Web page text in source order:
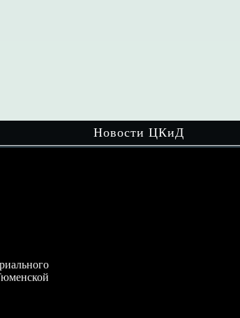
Новости ЦКиД
Волонтёры культуры и
движения «Хранители истории»